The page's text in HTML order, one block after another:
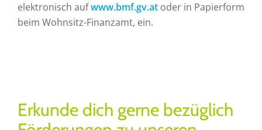
elektronisch aufwww.bmf.gv.at oder in Papierform
beim Wohnsitz-Finanzamt, ein.
Erkunde dich gerne bezüglich